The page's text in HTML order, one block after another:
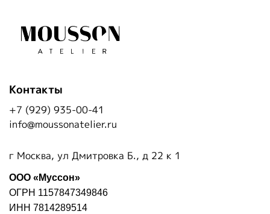
Контакты
+7 (929) 935-00-41
info@moussonatelier.ru
г Москва, ул Дмитровка Б., д 22 к 1
ООО «Муссон»
ОГРН 1157847349846
ИНН 7814289514